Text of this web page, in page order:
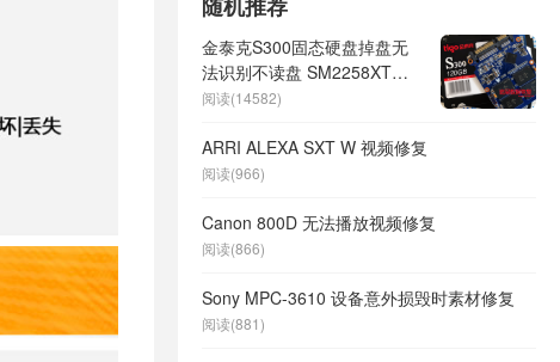
金泰克S300固态硬盘掉盘无
法识别不读盘 SM2258XT主
控数据恢复成功
阅读(14582)
ARRI ALEXA SXT W 视频修复
阅读(966)
Canon 800D 无法播放视频修复
阅读(866)
Sony MPC-3610 设备意外损毁时素材修复
阅读(881)